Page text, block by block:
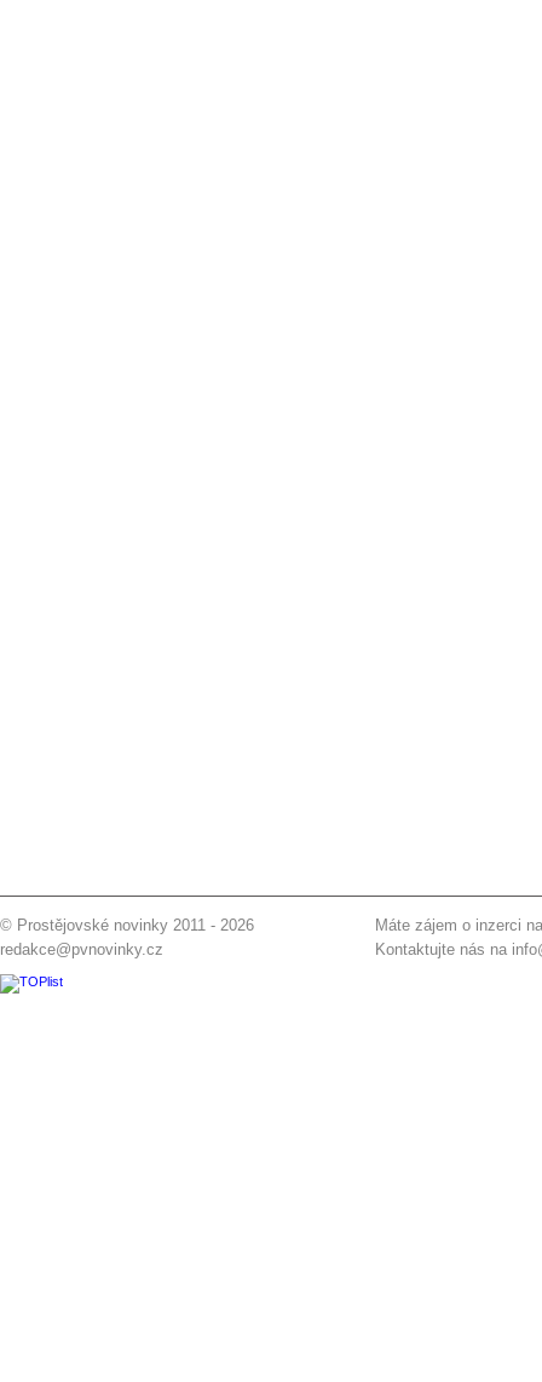
© Prostějovské novinky 2011 - 2026
redakce@pvnovinky.cz
Máte zájem o inzerci
Kontaktujte nás na